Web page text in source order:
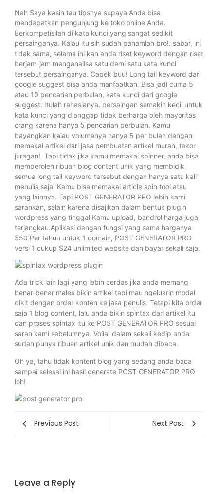
Nah Saya kasih tau tipsnya supaya Anda bisa
mendapatkan pengunjung ke toko online Anda.
Berkompetisilah di kata kunci yang sangat sedikit
persainganya. Kalau itu sih sudah pahamlah bro!. sabar, ini
tidak sama, selama ini kan anda riset keyword dengan riset
berjam-jam menganalisa satu demi satu kata kunci
tersebut persainganya. Capek buu! Long tail keyword dari
google suggest bisa anda manfaatkan. Bisa jadi cuma 5
atau 10 pencarian perbulan, kata kunci dari google
suggest. Itulah rahasianya, persaingan semakin kecil untuk
kata kunci yang dianggap tidak berharga oleh mayoritas
orang karena hanya 5 pencarian perbulan. Kamu
bayangkan kalau volumenya hanya 5 per bulan dengan
memakai artikel dari jasa pembuatan artikel murah, tekor
juragan!. Tapi tidak jika kamu memakai spinner, anda bisa
memperoleh ribuan blog content unik yang membidik
semua long tail keyword tersebut dengan hanya satu kali
menulis saja. Kamu bisa memakai article spin tool atau
yang lainnya. Tapi POST GENERATOR PRO lebih kami
sarankan, selain karena disajikan dalam bentuk plugin
wordpress yang tinggal Kamu upload, bandrol harga juga
terjangkau.Aplikasi dengan fungsi yang sama harganya
$50 Per tahun untuk 1 domain, POST GENERATOR PRO
versi 1 cukup $24 unlimited website dan bayar sekali saja.
Ada trick lain lagi yang lebih cerdas jika anda memang
benar-benar males bikin artikel tapi mau ngeluarin modal
dikit dengan order konten ke jasa penulis. Tetapi kita order
saja 1 blog content, lalu anda bikin spintax dari artikel itu
dan proses spintax itu ke POST GENERATOR PRO sesuai
saran kami sebelumnya. Voila! dalam sekali kedip anda
sudah punya ribuan artikel unik dan mudah dibaca.
Oh ya, tahu tidak kontent blog yang sedang anda baca
sampai selesai ini hasil generate POST GENERATOR PRO
loh!
Previous Post Next Post
Leave a Reply